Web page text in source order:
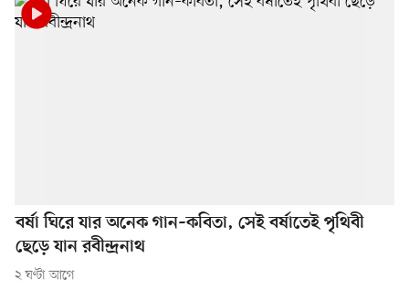
বর্ষা ঘিরে যার অনেক গান–কবিতা, সেই বর্ষাতেই পৃথিবী
ছেড়ে যান রবীন্দ্রনাথ
২ ঘণ্টা আগে